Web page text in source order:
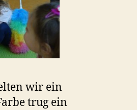
wir ein
trug ein